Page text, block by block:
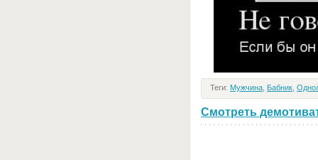
Теги: Мужчина Бабник
Смотреть